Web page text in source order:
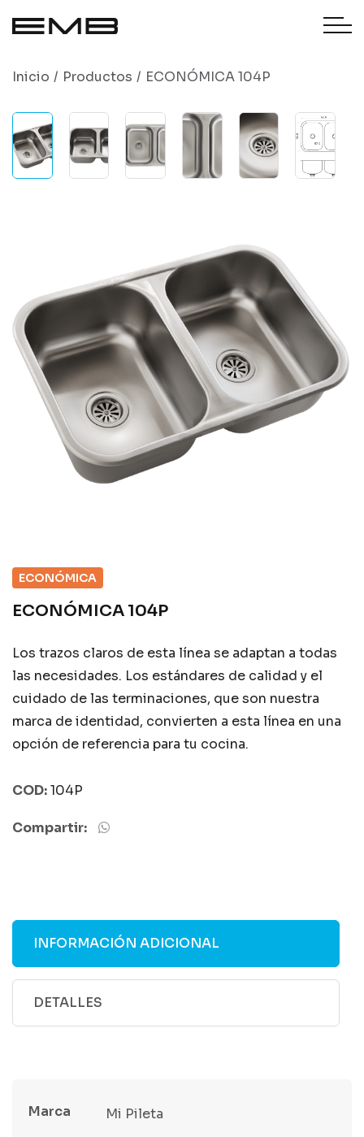
Inicio Productos ECONÓMICA 104P
ECONÓMICA
ECONÓMICA 104P
Los trazos claros de esta línea se adaptan a todas
las necesidades. Los estándares de calidad y el
cuidado de las terminaciones, que son nuestra
marca de identidad, convierten a esta línea en una
opción de referencia para tu cocina.
COD:104P
Compartir:
INFORMACIÓN ADICIONAL
DETALLES
Marca Mi Pileta